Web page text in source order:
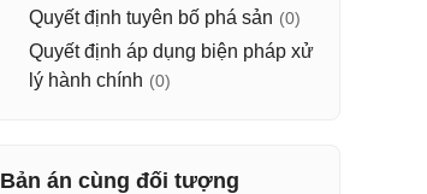
Quyết định tuyên bố phá sản (0)
Quyết định áp dụng biện pháp xử
lý hành chính (0)
Bản án cùng đối tượng